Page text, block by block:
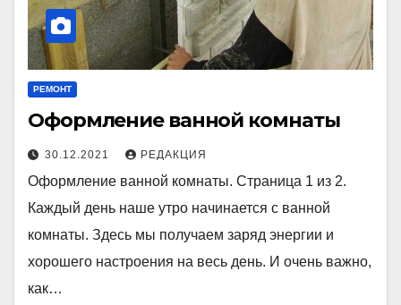
РЕМОНТ
Оформление ванной комнаты
30.12.2021 РЕДАКЦИЯ
Оформление ванной комнаты. Страница 1 из 2.
Каждый день наше утро начинается с ванной
комнаты. Здесь мы получаем заряд энергии и
хорошего настроения на весь день. И очень важно,
как…